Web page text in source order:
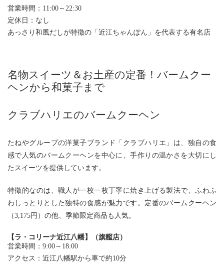
営業時間：11:00～22:30
定休日：なし
あっさり和風だしが特徴の「近江ちゃんぽん」を代表する有名店
名物スイーツ＆お土産の定番！バームクー
ヘンから和菓子まで
クラブハリエのバームクーヘン
たねやグループの洋菓子ブランド「クラブハリエ」は、独自の食
感で人気のバームクーヘンを中心に、手作りの温かさを大切にし
たスイーツを提供しています。
特徴的なのは、職人が一枚一枚丁寧に焼き上げる製法で、ふわふ
わしっとりとした独特の食感が魅力です。定番のバームクーヘン
（3,175円 ）の他、季節限定商品も人気。
【ラ・コリーナ近江八幡】（旗艦店）
営業時間：9:00～18:00
アクセス：近江八幡駅から車で約10分